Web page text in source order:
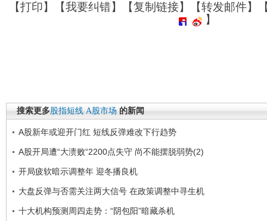
【打印】【我要纠错】【复制链接】【转发邮件】
】
搜索更多股指短线 A股市场 的新闻
A股新年或迎开门红 短线反弹难改下行趋势
A股开局遭“大溃败“2200点失守 尚不能摆脱弱势(2)
开局疲软暗示调整年 迎冬播良机
大盘反弹与否需关注两大信号 在政策调整中寻生机
十大机构预测周四走势：“阴包阳”暗藏杀机